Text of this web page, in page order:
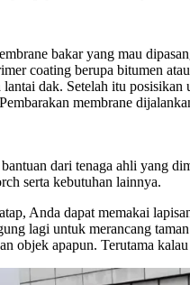
bakar yang mau
coating berupa bitumen
dak. Setelah itu posisikan
membrane
dari tenaga ahli yang
serta kebutuhan lainnya.
Anda dapat memakai
lagi untuk merancang
objek apapun. Terutama